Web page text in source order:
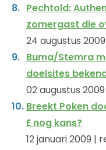
Pechtold:
zomergast die
24 augustus
Buma/Stemra
doelsites
02 augustus
Breekt Poken
E nog kans?
12 januari 2009 |